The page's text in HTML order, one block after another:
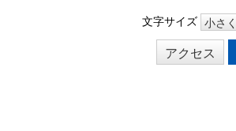
本
文字サイズ 小さく
アクセス